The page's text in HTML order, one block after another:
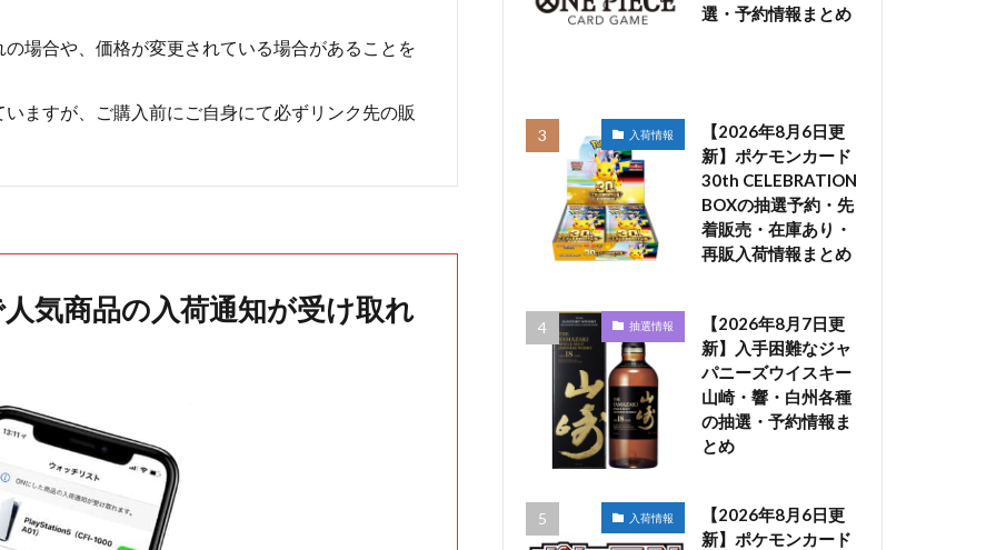
場合や、価格が変更されている場合があることを
ますが、ご購入前にご自身にて必ずリンク先の販
気商品の入荷通知が受け取れ
選・予約情報まとめ
入荷情報
【2026年8月6日更
新】ポケモンカード
30th CELEBRATION
BOXの抽選予約・先
着販売・在庫あり・
再販入荷情報まとめ
抽選情報
【2026年8月7日更
新】入手困難なジャ
パニーズウイスキー
山崎・響・白州各種
の抽選・予約情報ま
とめ
入荷情報
【2026年8月6日更
新】ポケモンカード